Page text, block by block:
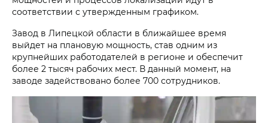
соответствии с утвержденным графиком.
Завод в Липецкой области в ближайшее время
выйдет на плановую мощность, став одним из
крупнейших работодателей в регионе и обеспечит
более 2 тысяч рабочих мест. В данный момент, на
заводе задействовано более 700 сотрудников.